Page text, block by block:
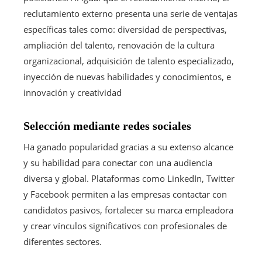
reclutamiento externo presenta una serie de ventajas
específicas tales como: diversidad de perspectivas,
ampliación del talento, renovación de la cultura
organizacional, adquisición de talento especializado,
inyección de nuevas habilidades y conocimientos, e
innovación y creatividad
Selección mediante redes sociales
Ha ganado popularidad gracias a su extenso alcance
y su habilidad para conectar con una audiencia
diversa y global. Plataformas como LinkedIn, Twitter
y Facebook permiten a las empresas contactar con
candidatos pasivos, fortalecer su marca empleadora
y crear vínculos significativos con profesionales de
diferentes sectores.